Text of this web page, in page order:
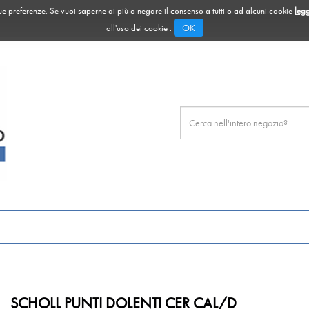
Se vuoi saperne di più o negare il consenso a tutti o ad alcuni cookie
all'uso dei cookie .
OK
Prodotto
SCHOLL PUNTI DOLENTI CER CAL/D